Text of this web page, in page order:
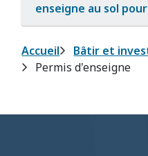
enseigne au sol
Fil
Accueil Bâtir et
Permis d'enseigne